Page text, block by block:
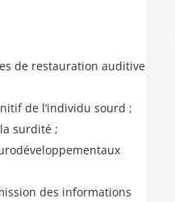
de restauration auditive
de l’individu sourd ;
surdité ;
des informations